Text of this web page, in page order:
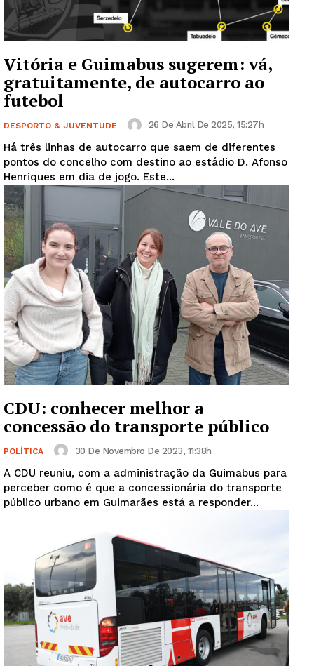
Guimarães, agora!
Vitória e Guimabus sugerem: vá,
gratuitamente, de autocarro ao
futebol
DESPORTO & JUVENTUDE 26 De Abril De 2025, 15:27h
Há três linhas de autocarro que saem de diferentes
pontos do concelho com destino ao estádio D. Afonso
Henriques em dia de jogo. Este...
CDU: conhecer melhor a
concessão do transporte público
POLÍTICA 30 De Novembro De 2023, 11:38h
A CDU reuniu, com a administração da Guimabus para
perceber como é que a concessionária do transporte
público urbano em Guimarães está a responder...